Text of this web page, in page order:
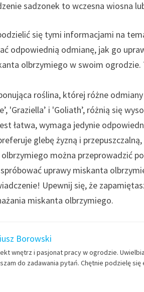
sadzonek to wczesna wiosna
się tymi informacjami na
odpowiednią odmianę, jak go
olbrzymiego w swoim
roślina, której różne
'Graziella’ i 'Goliath’, różnią się
łatwa, wymaga jedynie
glebę żyzną i
można przeprowadzić
uprawy miskanta
Upewnij się, że
miskanta olbrzymiego.
Borowski
wnętrz i pasjonat pracy w ogrodzie.
do zadawania pytań. Chętnie podzielę